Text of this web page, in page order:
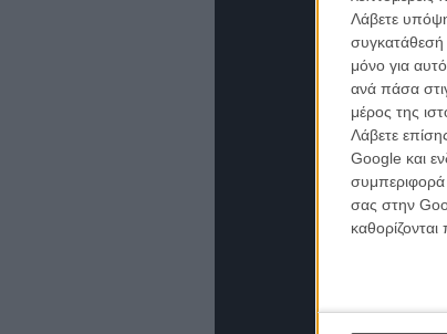
Λάβετε
συγκατάθεσή
μόνο για
ανά πάσα
μέρος της
Λάβετε
Google και
συμπεριφορά
σας στην